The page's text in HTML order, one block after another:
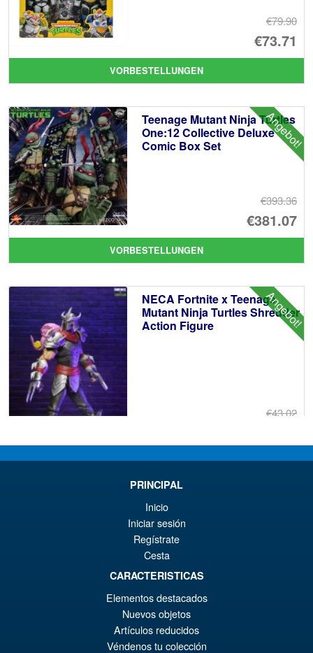
€79.90
€73.71
VORBESTELLUNGEN
Angebot!
Teenage Mutant Ninja Turtles
One:12 Collective Deluxe
Comic Box Set
€393.36
€381.07
VORBESTELLUNGEN
Angebot!
NECA Fortnite x Teenage
Mutant Ninja Turtles Shredder
Action Figure
€43.02
VORBESTELLUNGEN
Teenage Mutant Ninja Turtles
x Usagi Yojimbo Ultimate
Usagi Yojimbo Action Figure
VORBESTELLUNGEN
PRINCIPAL
Inicio
Iniciar sesión
Regístrate
Cesta
CARACTERISTICAS
Elementos destacados
Nuevos objetos
Artículos reducidos
Véndenos tu colección